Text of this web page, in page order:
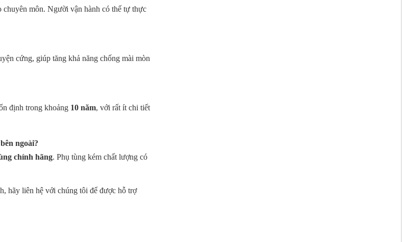
môn. Người vận hành có thể tự thực
cứng, giúp tăng khả năng chống mài mòn
định trong khoảng 10 năm, với rất ít chi tiết
ngoài?
chính hãng. Phụ tùng kém chất lượng có
hãy liên hệ với chúng tôi để được hỗ trợ